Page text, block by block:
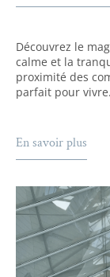
Découvrez le
calme et la
proximité des
parfait pour vivre.
En savoir plus